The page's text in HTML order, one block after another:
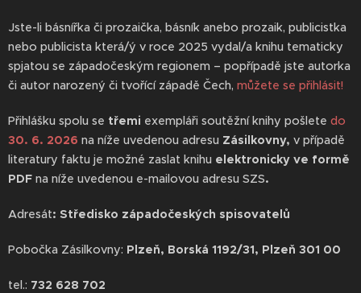
Jste-li básnířka či prozaička, básník anebo prozaik, publicistka
nebo publicista která/ý v roce 2025 vydal/a knihu tematicky
spjatou se západočeským regionem – popřípadě jste autorka
či autor narozený či tvořící západě Čech, můžete se přihlásit!
Přihlášku spolu se třemi exempláři soutěžní knihy pošlete do
30. 6. 2026 na níže uvedenou adresu Zásilkovny, v případě
literatury faktu je možné zaslat knihu elektronicky ve formě
PDF na níže uvedenou e-mailovou adresu SZS.
Adresát: Středisko západočeských spisovatelů
Pobočka Zásilkovny: Plzeň, Borská 1192/31, Plzeň 301 00
tel.: 732 628 702